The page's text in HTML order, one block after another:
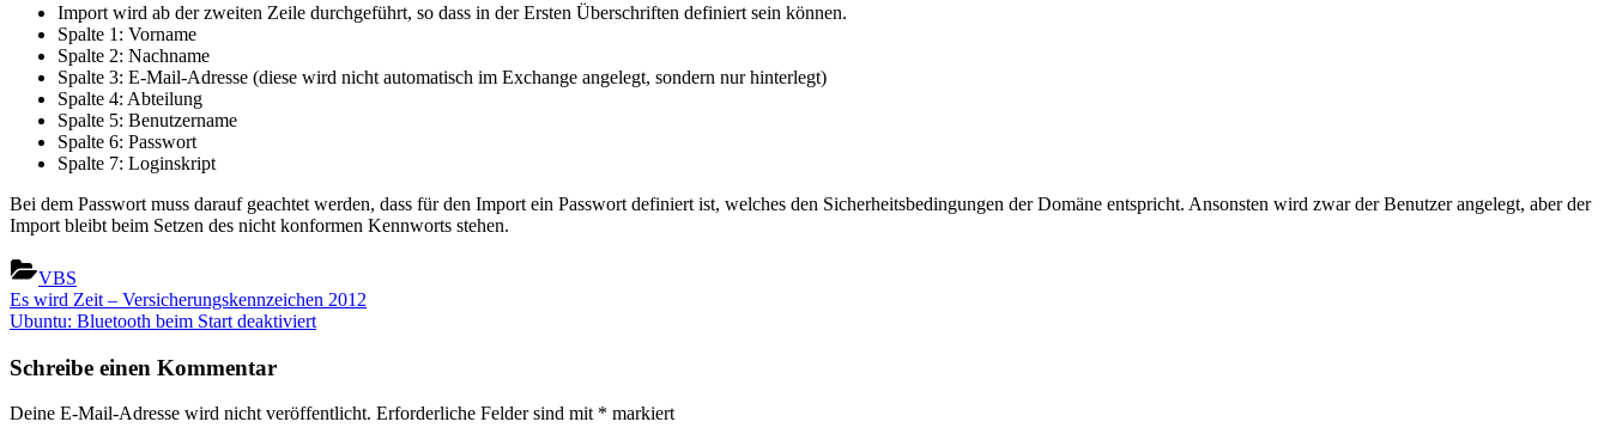
Import wird ab der zweiten Zeile durchgeführt, so dass in der Ersten Überschriften definiert sein können.
Spalte 1: Vorname
Spalte 2: Nachname
Spalte 3: E-Mail-Adresse (diese wird nicht automatisch im Exchange angelegt, sondern nur hinterlegt)
Spalte 4: Abteilung
Spalte 5: Benutzername
Spalte 6: Passwort
Spalte 7: Loginskript
Bei dem Passwort muss darauf geachtet werden, dass für den Import ein Passwort definiert ist, welches den Sicherheitsbedingungen der Domäne entspricht. Ansonsten wird zwar der Benutzer angelegt, aber der
Import bleibt beim Setzen des nicht konformen Kennworts stehen.
VBS
Beitragsnavigation
Previous
Post:
Es wird Zeit – Versicherungskennzeichen 2012
Next
Ubuntu: Bluetooth beim Start deaktiviert
Schreibe einen Kommentar
Deine E-Mail-Adresse wird nicht veröffentlicht. Erforderliche Felder sind mit * markiert